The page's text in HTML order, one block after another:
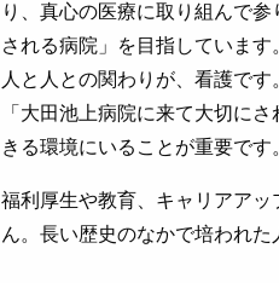
り、真心の医療に取り組んで
される病院」を目指しています
人と人との関わりが、看護で
「大田池上病院に来て大切に
きる環境にいることが重要で
福利厚生や教育、キャリアア
ん。長い歴史のなかで培われ